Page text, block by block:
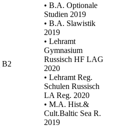
B2
• B.A. Optionale
Studien 2019
• B.A. Slawistik
2019
• Lehramt
Gymnasium
Russisch HF LAG
2020
• Lehramt Reg.
Schulen Russisch
LA Reg. 2020
• M.A. Hist.&
Cult.Baltic Sea R.
2019